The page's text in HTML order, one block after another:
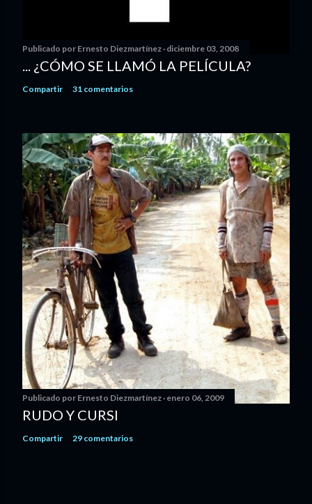
Publicado por Ernesto Diezmartínez diciembre 03, 2008
... ¿CÓMO SE LLAMÓ LA PELÍCULA?
Compartir 31 comentarios
Publicado por Ernesto Diezmartínez enero 06, 2009
RUDO Y CURSI
Compartir 29 comentarios